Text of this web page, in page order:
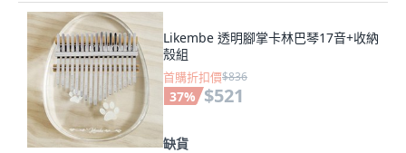
Likembe 透明腳掌卡林巴琴17音+收納
殼組
首購折扣價$836
37% $521
缺貨